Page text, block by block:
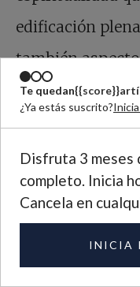
Te quedan{{score}}
¿Ya estás suscrito?
Disfruta 3 meses
completo. Inicia
Cancela en
INICIA
edificación
también
testimonio en el
el mundo
seguimiento de
Jesús al